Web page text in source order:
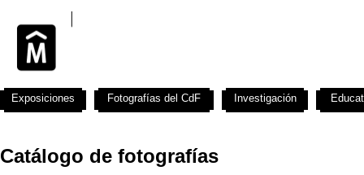
Catálogo de fotografías
Exposiciones Fotografías del CdF Investigación